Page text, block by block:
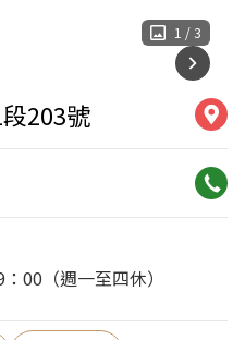
1 / 3
203號
00（週一至四休）